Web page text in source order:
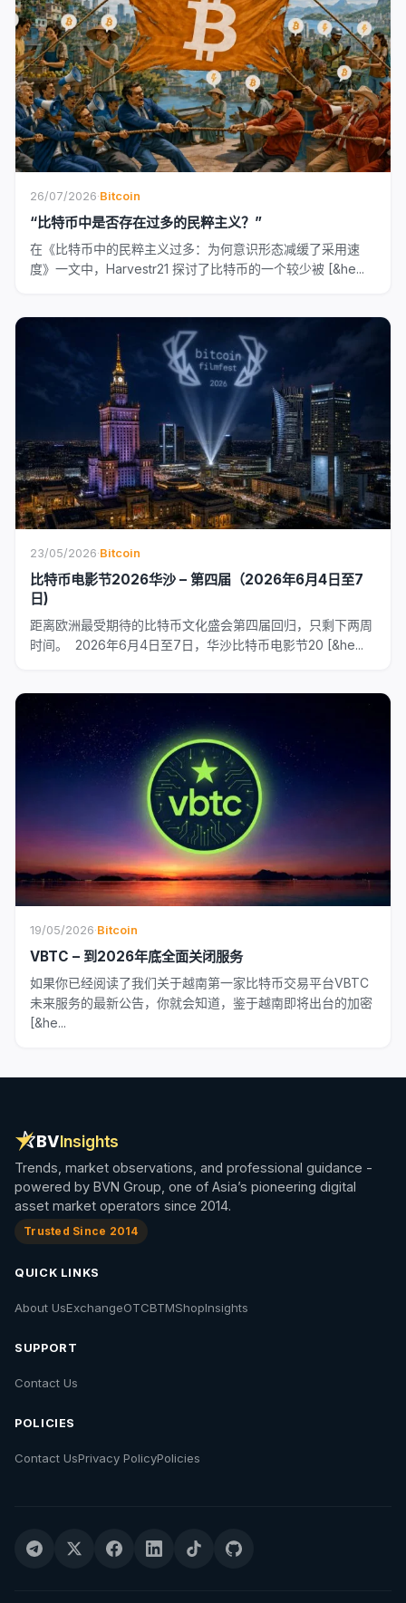
26/07/2026·Bitcoin
“比特币中是否存在过多的民粹主义？”
在《比特币中的民粹主义过多：为何意识形态减缓了采用速
度》一文中，Harvestr21 探讨了比特币的一个较少被 [&he...
23/05/2026·Bitcoin
比特币电影节2026华沙 – 第四届（2026年6月4日至7
日)
距离欧洲最受期待的比特币文化盛会第四届回归，只剩下两周
时间。 2026年6月4日至7日，华沙比特币电影节20 [&he...
19/05/2026·Bitcoin
VBTC – 到2026年底全面关闭服务
如果你已经阅读了我们关于越南第一家比特币交易平台VBTC
未来服务的最新公告，你就会知道，鉴于越南即将出台的加密
[&he...
BVInsights
Trends, market observations, and professional guidance -
powered by BVN Group, one of Asia’s pioneering digital
asset market operators since 2014.
Trusted Since 2014
QUICK LINKS
About UsExchangeOTCBTMShopInsights
SUPPORT
Contact Us
POLICIES
Contact UsPrivacy PolicyPolicies